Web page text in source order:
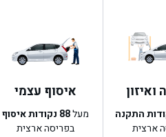
התקנה
ארצית
איסוף עצמי
מעל88 נקודות איסוף
בפריסה ארצית